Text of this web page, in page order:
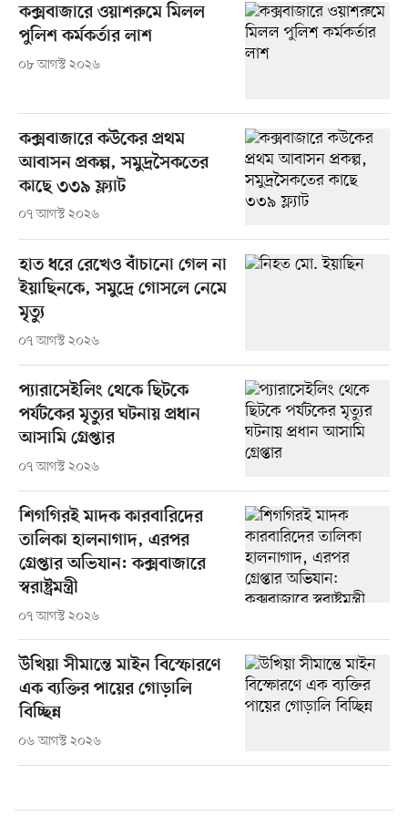
কক্সবাজারে ওয়াশরুমে মিলল
পুলিশ কর্মকর্তার লাশ
০৮ আগস্ট ২০২৬
কক্সবাজারে কউকের প্রথম
আবাসন প্রকল্প, সমুদ্রসৈকতের
কাছে ৩৩৯ ফ্ল্যাট
০৭ আগস্ট ২০২৬
হাত ধরে রেখেও বাঁচানো গেল না
ইয়াছিনকে, সমুদ্রে গোসলে নেমে
মৃত্যু
০৭ আগস্ট ২০২৬
প্যারাসেইলিং থেকে ছিটকে
পর্যটকের মৃত্যুর ঘটনায় প্রধান
আসামি গ্রেপ্তার
০৭ আগস্ট ২০২৬
শিগগিরই মাদক কারবারিদের
তালিকা হালনাগাদ, এরপর
গ্রেপ্তার অভিযান: কক্সবাজারে
স্বরাষ্ট্রমন্ত্রী
০৭ আগস্ট ২০২৬
উখিয়া সীমান্তে মাইন বিস্ফোরণে
এক ব্যক্তির পায়ের গোড়ালি
বিচ্ছিন্ন
০৬ আগস্ট ২০২৬